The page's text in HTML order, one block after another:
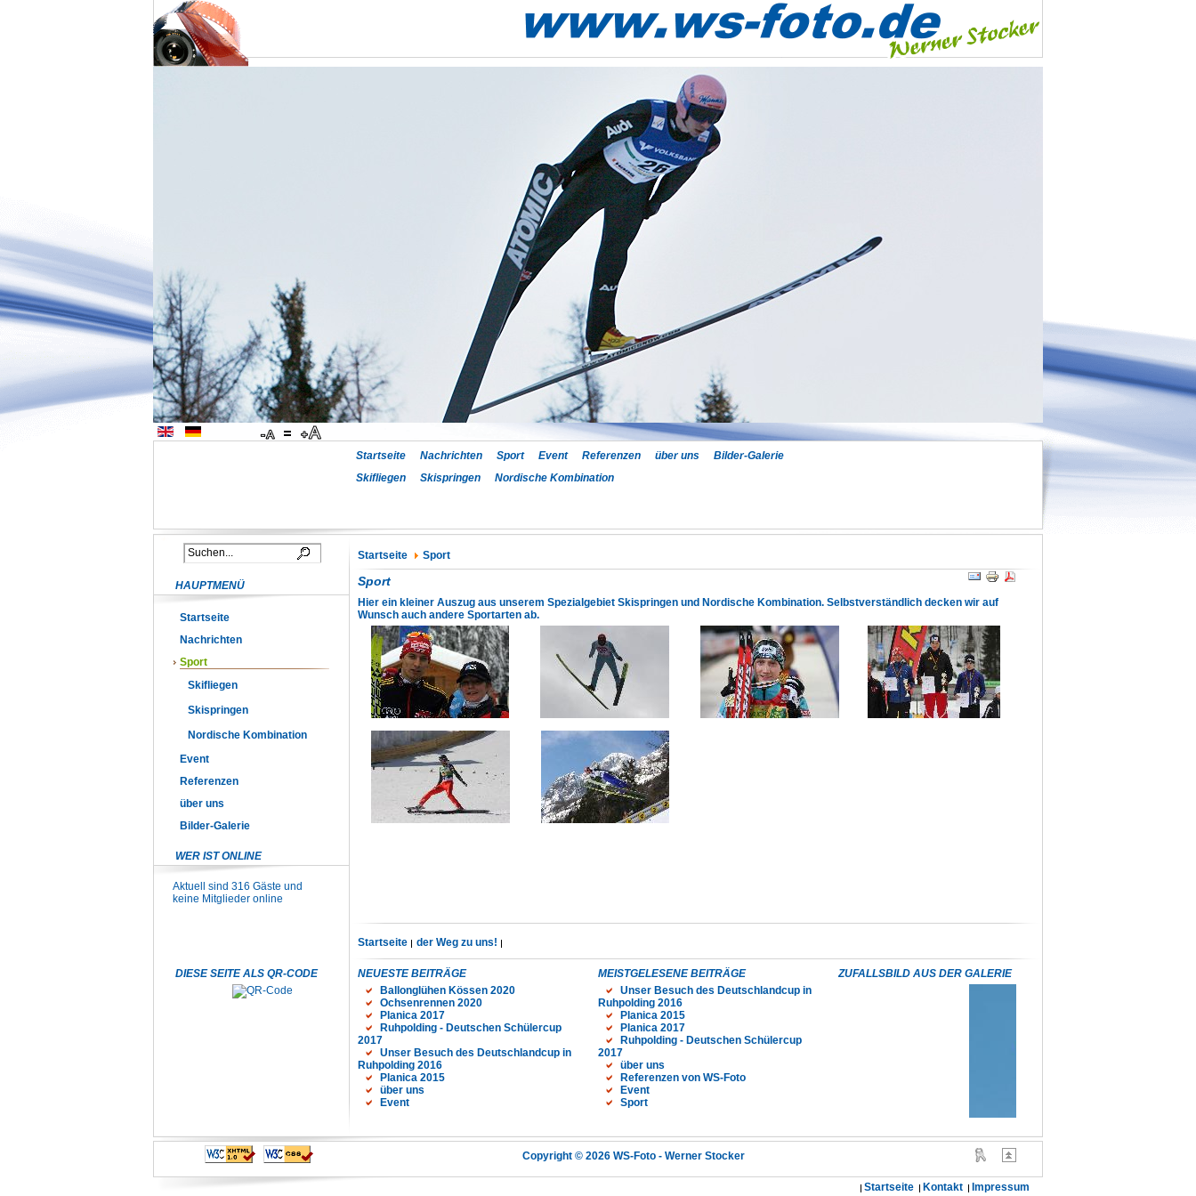
Startseite Nachrichten Sport Event Referenzen über uns
Bilder-Galerie
Skifliegen
Skispringen Nordische Kombination
Startseite Sport
HAUPTMENÜ
Startseite
Nachrichten
Sport
Skifliegen
Skispringen
Nordische Kombination
Event
Referenzen
über uns
Bilder-Galerie
WER IST ONLINE
Aktuell sind 316 Gäste und
keine Mitglieder online
Sport
Hier ein kleiner Auszug aus unserem Spezialgebiet Skispringen und Nordische Kombination. Selbstverständlich decken wir auf
Wunsch auch andere Sportarten ab.
Startseite der Weg zu uns!
DIESE SEITE ALS QR-CODE
NEUESTE BEITRÄGE
Ballonglühen Kössen 2020
Ochsenrennen 2020
Planica 2017
Ruhpolding - Deutschen Schülercup
2017
Unser Besuch des Deutschlandcup in
Ruhpolding 2016
Planica 2015
über uns
Event
MEISTGELESENE BEITRÄGE
Unser Besuch des Deutschlandcup in
Ruhpolding 2016
Planica 2015
Planica 2017
Ruhpolding - Deutschen Schülercup
2017
über uns
Referenzen von WS-Foto
Event
Sport
ZUFALLSBILD AUS DER GALERIE
Copyright © 2026 WS-Foto - Werner Stocker
Impressum
Kontakt
Startseite